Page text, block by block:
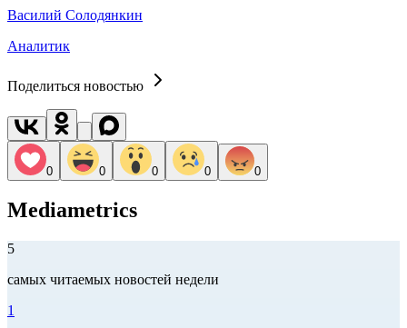
Василий Солодянкин
Аналитик
Поделиться новостью
0 0 0 0 0
Mediametrics
5
самых читаемых новостей недели
1